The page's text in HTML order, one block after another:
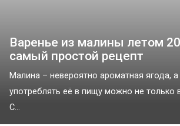
Варенье из малины летом
самый простой рецепт
Малина – невероятно ароматная ягода,
употреблять её в пищу можно не только
С...